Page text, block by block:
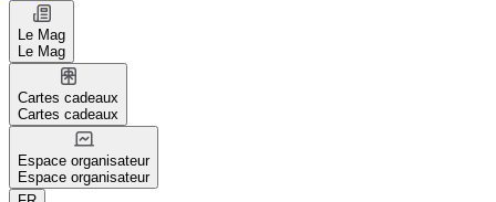
Le Mag
Le Mag
Cartes cadeaux
Cartes cadeaux
Espace organisateur
Espace organisateur